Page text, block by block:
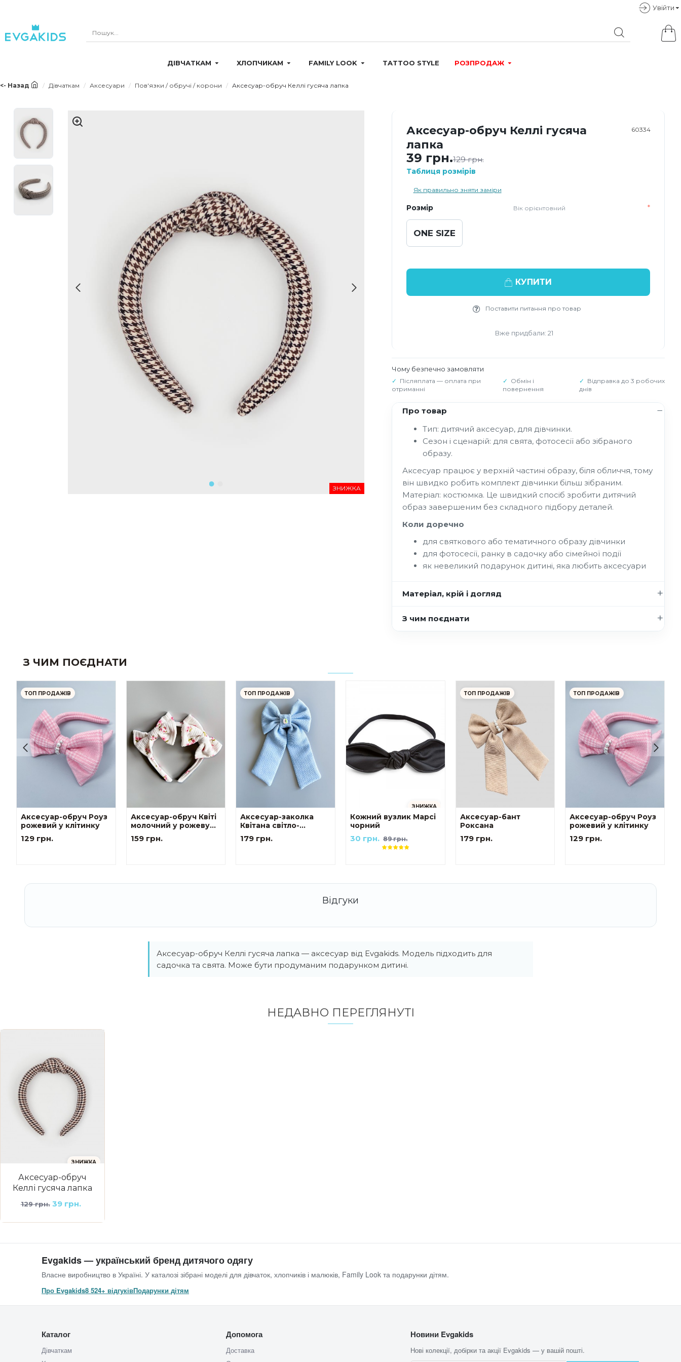
Увiйти
ДІВЧАТКАМ ХЛОПЧИКАМ FAMILY LOOK TATTOO STYLE РОЗПРОДАЖ
<- Назад Дівчаткам Аксесуари Пов'язки / обручі / корони Аксесуар-обруч Келлі гусяча лапка
ЗНИЖКА
Аксесуар-обруч Келлі гусяча
лапка
60334
129 грн.
39 грн.
Таблиця розмірів
Як правильно зняти заміри
Розмір Вік орієнтовний
ONE SIZE
КУПИТИ
Поставити питання про товар
Вже придбали: 21
Чому безпечно замовляти
Післяплата — оплата при
отриманні
Обмін і
повернення
Відправка до 3 робочих
днів
Про товар
Тип: дитячий аксесуар, для дівчинки.
Сезон і сценарій: для свята, фотосесії або зібраного
образу.
Аксесуар працює у верхній частині образу, біля обличчя, тому
він швидко робить комплект дівчинки більш зібраним.
Матеріал: костюмка. Це швидкий спосіб зробити дитячий
образ завершеним без складного підбору деталей.
Коли доречно
для святкового або тематичного образу дівчинки
для фотосесії, ранку в садочку або сімейної події
як невеликий подарунок дитині, яка любить аксесуари
Матеріал, крій і догляд
З чим поєднати
З ЧИМ ПОЄДНАТИ
ТОП ПРОДАЖІВ
Аксесуар-обруч Роуз
рожевий у клітинку
129 грн.
Аксесуар-обруч Квіті
молочний у рожеву
квіточку
159 грн.
ТОП ПРОДАЖІВ
Аксесуар-заколка
Квітана світло-
блакитна
179 грн.
ЗНИЖКА
Кожний вузлик Марсі
чорний
89 грн.
30 грн.
ТОП ПРОДАЖІВ
Аксесуар-бант
Роксана
179 грн.
ТОП ПРОДАЖІВ
Аксесуар-обруч Роуз
рожевий у клітинку
129 грн.
Аксесуар-обруч Келлі гусяча лапка — аксесуар від Evgakids. Модель підходить для
садочка та свята. Може бути продуманим подарунком дитині.
НЕДАВНО ПЕРЕГЛЯНУТI
ЗНИЖКА
Аксесуар-обруч
Келлі гусяча лапка
129 грн. 39 грн.
Evgakids — український бренд дитячого одягу
Власне виробництво в Україні. У каталозі зібрані моделі для дівчаток, хлопчиків і малюків, Family Look та подарунки дітям.
Про Evgakids8 524+ відгуківПодарунки дітям
Каталог
Дівчаткам
Допомога
Доставка
Новини Evgakids
Нові колекції, добірки та акції Evgakids — у вашій пошті.